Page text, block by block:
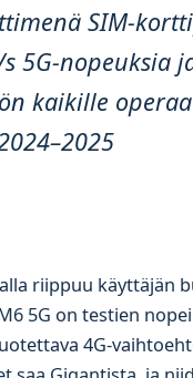
SIM-
5G-nopeuksia
kaikille
riippuu käyttäjän
5G on testien
4G-